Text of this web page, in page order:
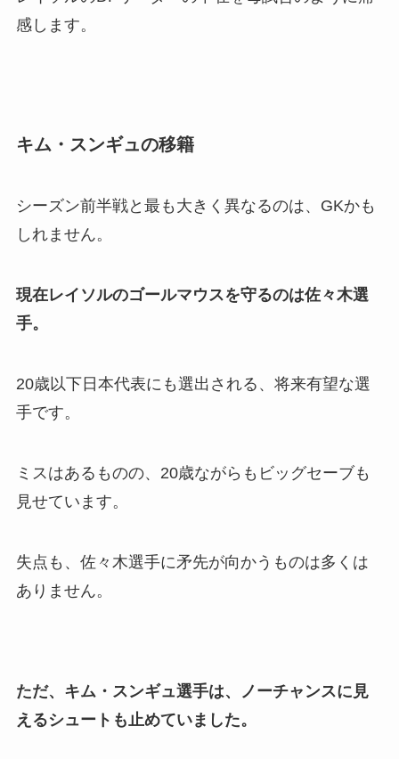
感します。
キム・スンギュの移籍
シーズン前半戦と最も大きく異なるのは、GKかも
しれません。
現在レイソルのゴールマウスを守るのは佐々木選
手。
20歳以下日本代表にも選出される、将来有望な選
手です。
ミスはあるものの、20歳ながらもビッグセーブも
見せています。
失点も、佐々木選手に矛先が向かうものは多くは
ありません。
ただ、キム・スンギュ選手は、ノーチャンスに見
えるシュートも止めていました。